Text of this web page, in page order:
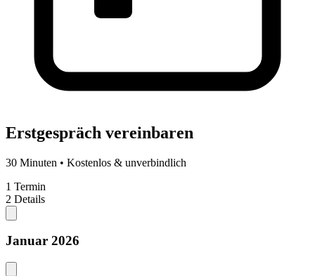
Erstgespräch vereinbaren
30 Minuten • Kostenlos & unverbindlich
1 Termin
2 Details
Januar 2026